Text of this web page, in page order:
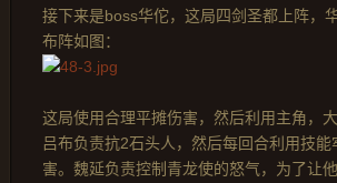
腾讯游戏 新浪游戏
新浪页游 网易游戏
中华网
Cwan
游侠网页游戏 40407
5617网游网 一游网
斗蟹网页游戏 游戏观察
4q5q游戏
接下来是boss华佗，这局四剑圣都上阵，
布阵如图：
这局使用合理平摊伤害，然后利用主角，
吕布负责抗2石头人，然后每回合利用技
害。魏延负责控制青龙使的怒气，为了让